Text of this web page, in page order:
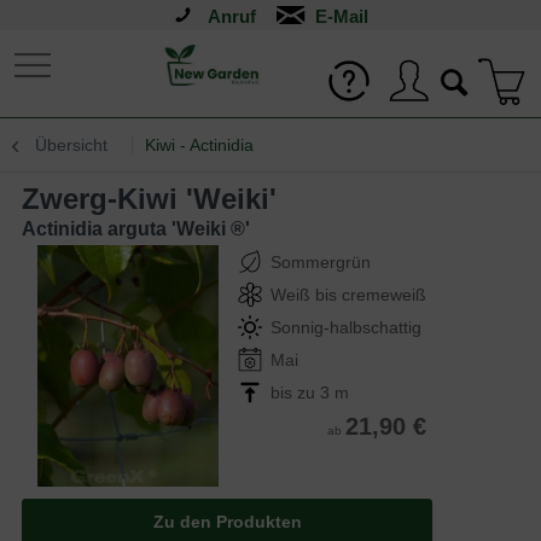
Anruf
Übersicht Kiwi - Actinidia
Zwerg-Kiwi 'Weiki'
Actinidia arguta 'Weiki ®'
Sommergrün
Weiß bis cremeweiß
Sonnig-halbschattig
Mai
bis zu 3 m
ab 21,90 €
Zu den Produkten